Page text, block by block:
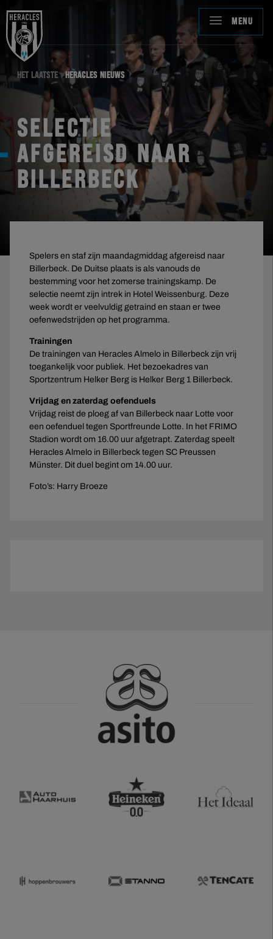
MENU
HET LAATSTE HERACLES NIEUWS
SELECTIE
AFGEREISD NAAR
BILLERBECK
Spelers en staf zijn maandagmiddag afgereisd naar
Billerbeck. De Duitse plaats is als vanouds de
bestemming voor het zomerse trainingskamp. De
selectie neemt zijn intrek in Hotel Weissenburg. Deze
week wordt er veelvuldig getraind en staan er twee
oefenwedstrijden op het programma.
Trainingen
De trainingen van Heracles Almelo in Billerbeck zijn vrij
toegankelijk voor publiek. Het bezoekadres van
Sportzentrum Helker Berg is Helker Berg 1 Billerbeck.
Vrijdag en zaterdag oefenduels
Vrijdag reist de ploeg af van Billerbeck naar Lotte voor
een oefenduel tegen Sportfreunde Lotte. In het FRIMO
Stadion wordt om 16.00 uur afgetrapt. Zaterdag speelt
Heracles Almelo in Billerbeck tegen SC Preussen
Münster. Dit duel begint om 14.00 uur.
Foto’s: Harry Broeze